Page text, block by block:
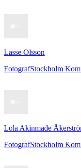
Lasse Olsson
FotografStockholm
Lola Akinmade
FotografStockholm